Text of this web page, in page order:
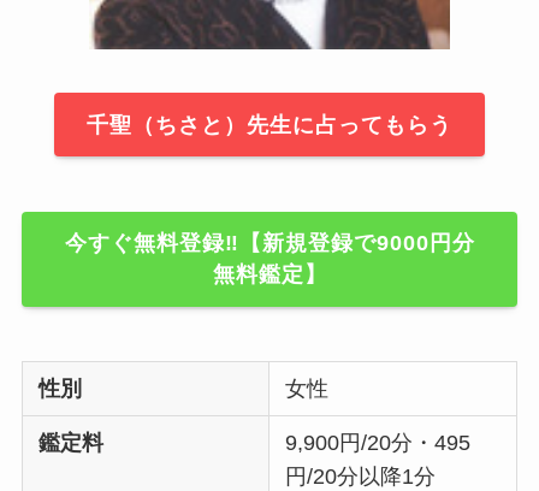
千聖（ちさと）先生に占ってもらう
今すぐ無料登録‼【新規登録で9000円分
無料鑑定】
性別 女性
鑑定料
9,900円/20分・495
円/20分以降1分